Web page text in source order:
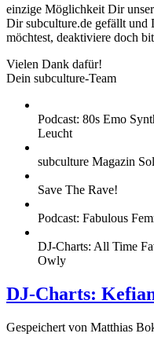
einzige Möglichkeit Dir
Dir subculture.de gefällt und
möchtest, deaktiviere doch
Vielen Dank dafür!
Dein subculture-Team
Podcast: 80s Emo
Leucht
subculture Magazin
Save The Rave!
Podcast: Fabulous
DJ-Charts: All Time
Owly
DJ-Charts:
Gespeichert von Matthias